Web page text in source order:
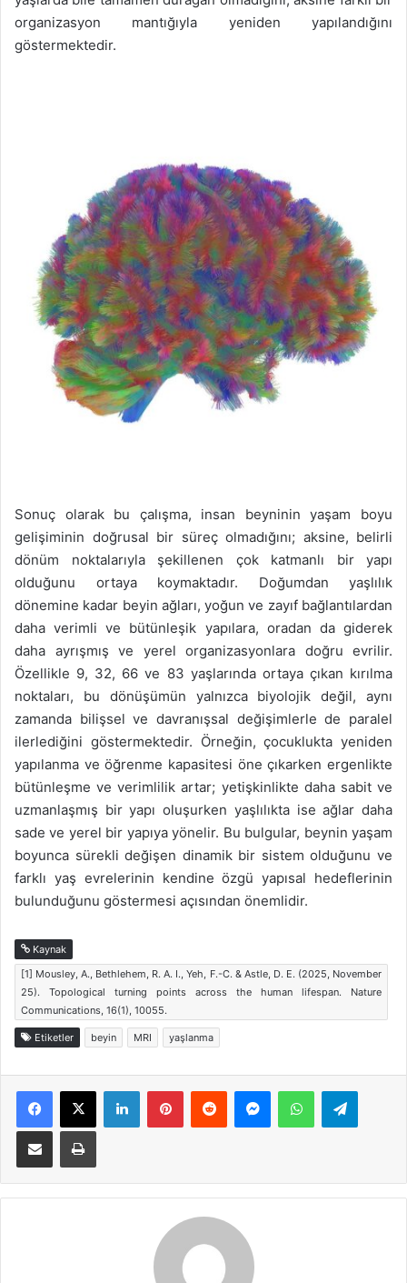
organizasyon mantığıyla yeniden yapılandığını
göstermektedir.
Sonuç olarak bu çalışma, insan beyninin yaşam boyu
gelişiminin doğrusal bir süreç olmadığını; aksine, belirli
dönüm noktalarıyla şekillenen çok katmanlı bir yapı
olduğunu ortaya koymaktadır. Doğumdan yaşlılık
dönemine kadar beyin ağları, yoğun ve zayıf bağlantılardan
daha verimli ve bütünleşik yapılara, oradan da giderek
daha ayrışmış ve yerel organizasyonlara doğru evrilir.
Özellikle 9, 32, 66 ve 83 yaşlarında ortaya çıkan kırılma
noktaları, bu dönüşümün yalnızca biyolojik değil, aynı
zamanda bilişsel ve davranışsal değişimlerle de paralel
ilerlediğini göstermektedir. Örneğin, çocuklukta yeniden
yapılanma ve öğrenme kapasitesi öne çıkarken ergenlikte
bütünleşme ve verimlilik artar; yetişkinlikte daha sabit ve
uzmanlaşmış bir yapı oluşurken yaşlılıkta ise ağlar daha
sade ve yerel bir yapıya yönelir. Bu bulgular, beynin yaşam
boyunca sürekli değişen dinamik bir sistem olduğunu ve
farklı yaş evrelerinin kendine özgü yapısal hedeflerinin
bulunduğunu göstermesi açısından önemlidir.
Kaynak
[1] Mousley, A., Bethlehem, R. A. I., Yeh, F.-C. & Astle, D. E. (2025, November
25). Topological turning points across the human lifespan. Nature
Communications, 16(1), 10055.
Etiketler beyin MRI yaşlanma
Facebook
X LinkedInPinterestReddit MessengerWhatsApp
E-Posta ile paylaş Yazdır